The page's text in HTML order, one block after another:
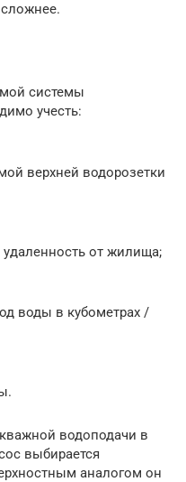
системы
учесть:
верхней водорозетки
от жилища;
воды в кубометрах /
водоподачи в
выбирается
аналогом он